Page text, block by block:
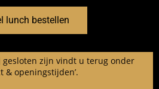
lunch bestellen
gesloten zijn vindt u terug onder
& openingstijden’.